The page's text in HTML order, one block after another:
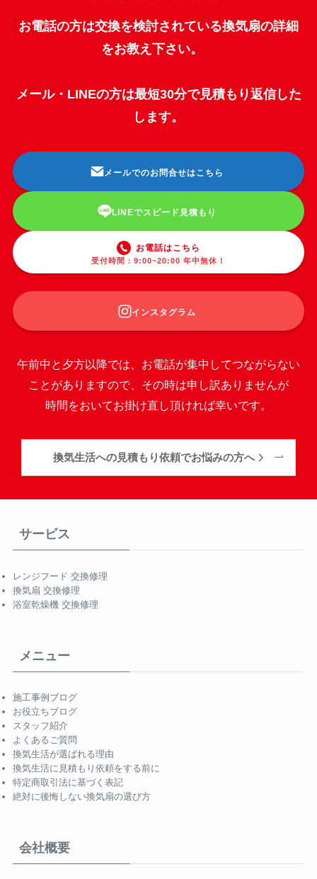
お電話の方は交換を検討されている換気扇の詳細
をお教え下さい。
メール・LINEの方は最短30分で見積もり返信した
します。
メールでのお問合せはこちら
LINEでスピード見積もり
お電話はこちら
受付時間：9:00~20:00 年中無休！
インスタグラム
午前中と夕方以降では、お電話が集中してつながらない
ことがありますので、その時は申し訳ありませんが
時間をおいてお掛け直し頂ければ幸いです。
換気生活への見積もり依頼でお悩みの方へ
サービス
レンジフード 交換修理
換気扇 交換修理
浴室乾燥機 交換修理
メニュー
施工事例ブログ
お役立ちブログ
スタッフ紹介
よくあるご質問
換気生活が選ばれる理由
換気生活に見積もり依頼をする前に
特定商取引法に基づく表記
絶対に後悔しない換気扇の選び方
会社概要